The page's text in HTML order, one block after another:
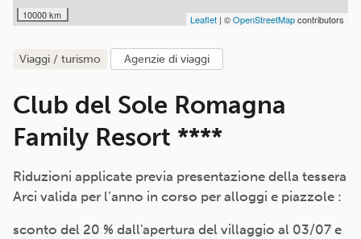
viaggi / turismo agenzie di viaggi
Club del Sole Romagna
Family Resort ****
Riduzioni applicate previa presentazione della tessera
Arci valida per l’anno in corso per alloggi e piazzole :
sconto del 20 % dall'apertura del villaggio al 03/07 e
10000 km Leaflet | ©OpenStreetMapcontributors